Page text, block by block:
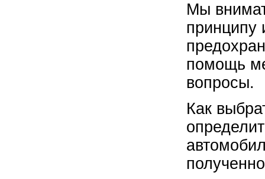
Мы
принципу
помощь
вопросы.
Как